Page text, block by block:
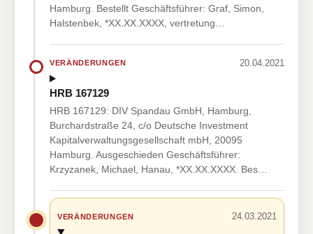
Hamburg. Bestellt Geschäftsführer: Graf, Simon,
Halstenbek, *XX.XX.XXXX, vertretung…
VERÄNDERUNGEN 20.04.2021
HRB 167129
HRB 167129: DIV Spandau GmbH, Hamburg,
Burchardstraße 24, c/o Deutsche Investment
Kapitalverwaltungsgesellschaft mbH, 20095
Hamburg. Ausgeschieden Geschäftsführer:
Krzyzanek, Michael, Hanau, *XX.XX.XXXX. Bes…
VERÄNDERUNGEN 24.03.2021